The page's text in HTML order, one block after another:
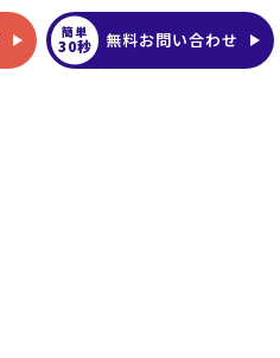
簡単
30秒 無料お問い合わせ